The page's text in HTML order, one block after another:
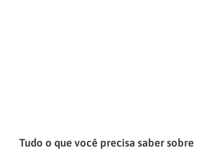
Tudo o que você precisa saber sobre